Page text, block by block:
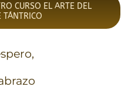
CURSO EL ARTE DEL
TÁNTRICO